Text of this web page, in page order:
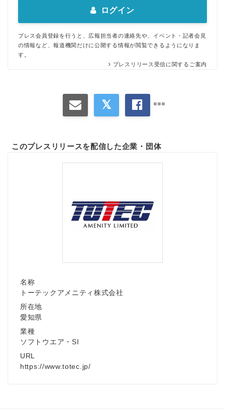
ログイン
プレス会員登録を行うと、広報担当者の連絡先や、イベント・記者会見
の情報など、報道機関だけに公開する情報が閲覧できるようになりま
す。
プレスリリース受信に関するご案内
このプレスリリースを配信した企業・団体
名称
トーテックアメニティ株式会社
所在地
愛知県
業種
ソフトウエア・SI
URL
https://www.totec.jp/